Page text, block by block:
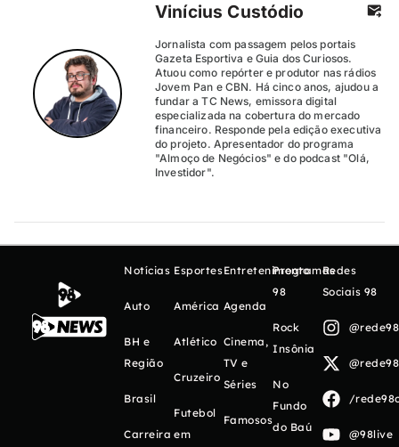
Vinícius Custódio
Jornalista com passagem pelos portais
Gazeta Esportiva e Guia dos Curiosos.
Atuou como repórter e produtor nas rádios
Jovem Pan e CBN. Há cinco anos, ajudou a
fundar a TC News, emissora digital
especializada na cobertura do mercado
financeiro. Responde pela edição executiva
do projeto. Apresentador do programa
"Almoço de Negócios" e do podcast "Olá,
Investidor".
Notícias
Auto
BH e
Região
Brasil
Carreira
Esportes
América
Atlético
Cruzeiro
Futebol
em
Entretenimento
Agenda
Cinema,
TV e
Séries
Famosos
Programas
98
Rock
Insônia
No
Fundo
do Baú
Redes
Sociais 98
/
@98live